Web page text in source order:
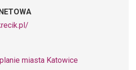
miasta Katowice